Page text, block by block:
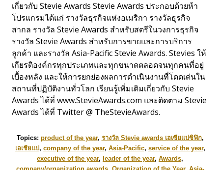
เกี่ยวกับ Stevie Awards Stevie Awards ประกอบด้วยห้า
โปรแกรมได้แก่ รางวัลธุรกิจแห่งอเมริกา รางวัลธุรกิจ
สากล รางวัล Stevie Awards สำหรับสตรีในวงการธุรกิจ
รางวัล Stevie Awards สำหรับการขายและการบริการ
ลูกค้า และรางวัล Asia-Pacific Stevie Awards. Stevies ให้
เกียรติองค์กรทุกประเภทและทุกขนาดตลอดจนทุกคนที่อยู่
เบื้องหลัง และให้การยกย่องผลการดำเนินงานที่โดดเด่นใน
สถานที่ปฏิบัติงานทั่วโลก เรียนรู้เพิ่มเติมเกี่ยวกับ Stevie
Awards ได้ที่ www.StevieAwards.com และติดตาม Stevie
Awards ได้ที่ Twitter @ TheStevieAwards.
Topics: product of the year, รางวัล Stevie awards เอเซียแปซิฟิก,
เอเชียแป, company of the year, Asia-Pacific, service of the year,
executive of the year, leader of the year, Awards,